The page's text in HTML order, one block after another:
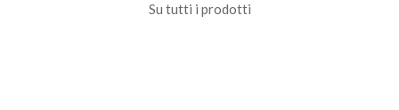
Su tutti i prodotti